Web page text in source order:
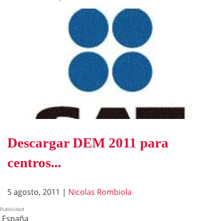
Descargar DEM 2011 para
centros...
5 agosto, 2011 | Nicolas Rombiola
Publicidad
España